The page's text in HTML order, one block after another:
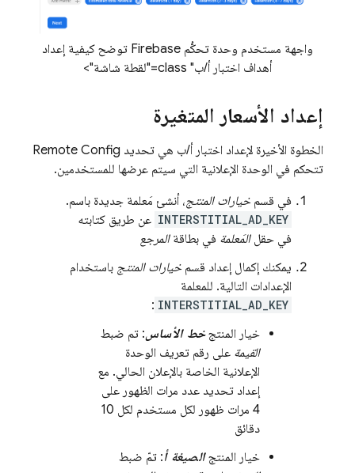
واجهة مستخدم وحدة تحكُّم Firebase توضح كيفية إعداد
أهداف اختبار أ/ب" class="لقطة شاشة">
إعداد الأسعار المتغيرة
الخطوة الأخيرة لإعداد اختبار أ/ب هي تحديد Remote Config
تتحكم في الوحدة الإعلانية التي سيتم عرضها للمستخدمين.
في قسم خيارات المنتج، أنشئ مَعلمة جديدة باسم.
INTERSTITIAL_AD_KEY عن طريق كتابته
في حقلالمَعلمة في بطاقةالمرجع
يمكنك إكمال إعداد قسم خيارات المنتج باستخدام
الإعدادات التالية. للمعلمة
INTERSTITIAL_AD_KEY
:
خيار المنتجخط الأساس: تم ضبط
القيمة على رقم تعريف الوحدة
الإعلانية الخاصة بالإعلان الحالي. مع
إعداد تحديد عدد مرات الظهور على
4 مرات ظهور لكل مستخدم لكل 10
دقائق
خيار المنتجالصيغة أ: تمّ ضبط